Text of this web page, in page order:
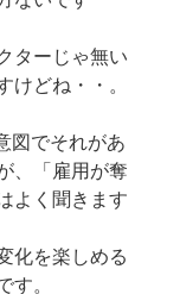
ターじゃ無い
けどね・・。
図でそれがあ
、「雇用が奪
よく聞きます
化を楽しめる
す。